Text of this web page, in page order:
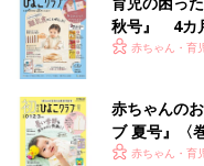
秋号』 4カ
いっぱい！
赤ちゃん・育
赤ちゃんの
ブ 夏号』〈
く！ おっぱ
赤ちゃん・育